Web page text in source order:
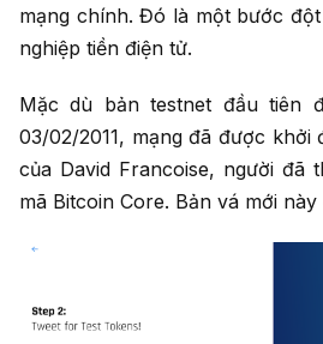
mạng chính. Đó là một bước
nghiệp tiền điện tử.
Mặc dù bản testnet đầu tiên
03/02/2011, mạng đã được khởi
của David Francoise, người đã
mã Bitcoin Core. Bản vá mới